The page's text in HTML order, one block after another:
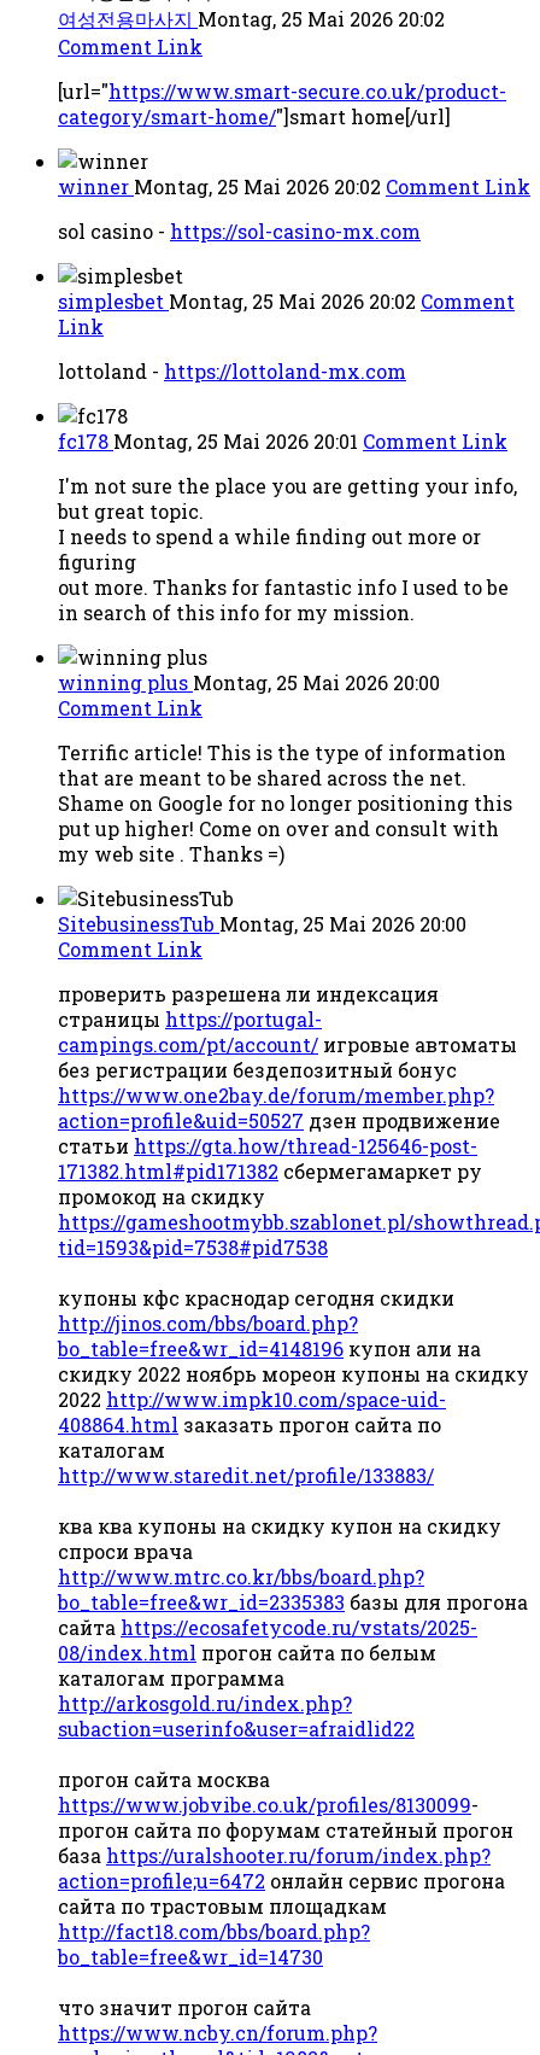
여성전용마사지 Montag, 25 Mai 2026 20:02
Comment Link
[url="https://www.smart-secure.co.uk/product-
category/smart-home/"]smart home[/url]
winner Montag, 25 Mai 2026 20:02 Comment Link
sol casino - https://sol-casino-mx.com
simplesbet Montag, 25 Mai 2026 20:02 Comment
Link
lottoland - https://lottoland-mx.com
fc178 Montag, 25 Mai 2026 20:01 Comment Link
I'm not sure the place you are getting your info,
but great topic.
I needs to spend a while finding out more or
figuring
out more. Thanks for fantastic info I used to be
in search of this info for my mission.
winning plus Montag, 25 Mai 2026 20:00
Comment Link
Terrific article! This is the type of information
that are meant to be shared across the net.
Shame on Google for no longer positioning this
put up higher! Come on over and consult with
my web site . Thanks =)
SitebusinessTub Montag, 25 Mai 2026 20:00
Comment Link
проверить разрешена ли индексация
страницы https://portugal-
campings.com/pt/account/ игровые автоматы
без регистрации бездепозитный бонус
https://www.one2bay.de/forum/member.php?
action=profile&uid=50527 дзен продвижение
статьи https://gta.how/thread-125646-post-
171382.html#pid171382 сбермегамаркет ру
промокод на скидку
https://gameshootmybb.szablonet.pl/
tid=1593&pid=7538#pid7538
купоны кфс краснодар сегодня скидки
http://jinos.com/bbs/board.php?
bo_table=free&wr_id=4148196 купон али на
скидку 2022 ноябрь мореон купоны на скидку
2022 http://www.impk10.com/space-uid-
408864.html заказать прогон сайта по
каталогам
http://www.staredit.net/profile/133883/
ква ква купоны на скидку купон на скидку
спроси врача
http://www.mtrc.co.kr/bbs/board.php?
bo_table=free&wr_id=2335383 базы для прогона
сайта https://ecosafetycode.ru/vstats/2025-
08/index.html прогон сайта по белым
каталогам программа
http://arkosgold.ru/index.php?
subaction=userinfo&user=afraidlid22
прогон сайта москва
https://www.jobvibe.co.uk/profiles/8130099-
прогон сайта по форумам статейный прогон
база https://uralshooter.ru/forum/index.php?
action=profile;u=6472 онлайн сервис прогона
сайта по трастовым площадкам
http://fact18.com/bbs/board.php?
bo_table=free&wr_id=14730
что значит прогон сайта
https://www.ncby.cn/forum.php?